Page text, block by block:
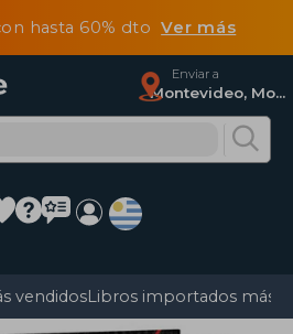
hasta 60% dtoVer más
Enviar a
Montevideo, Montevideo
vendidosLibros importados más